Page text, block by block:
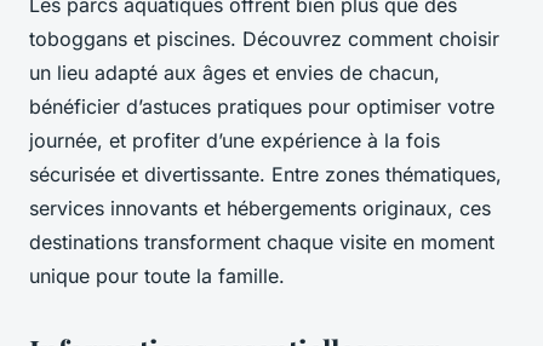
Les parcs aquatiques offrent bien plus que des
toboggans et piscines. Découvrez comment choisir
un lieu adapté aux âges et envies de chacun,
bénéficier d’astuces pratiques pour optimiser votre
journée, et profiter d’une expérience à la fois
sécurisée et divertissante. Entre zones thématiques,
services innovants et hébergements originaux, ces
destinations transforment chaque visite en moment
unique pour toute la famille.